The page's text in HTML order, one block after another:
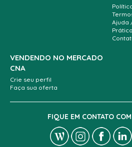
Ajuda
VENDENDO NO MERCADO
CNA
Crie seu perfil
Faça sua oferta
FIQUE EM CONTATO